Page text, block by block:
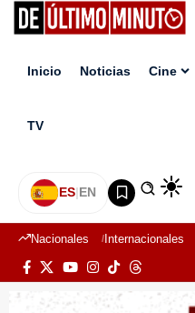
Inicio Noticias Cine
TV
ES|EN
Nacionales Internacionales